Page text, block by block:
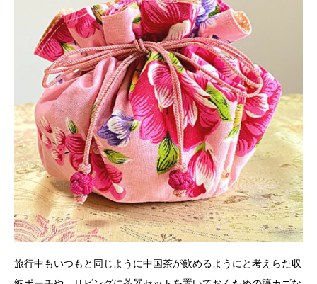
旅行中もいつもと同じように中国茶が飲めるようにと考えらた収